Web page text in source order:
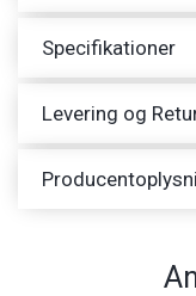
Specifikationer
Levering og